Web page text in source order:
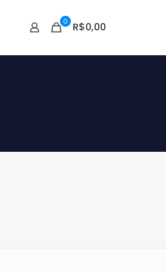
0 R$0,00